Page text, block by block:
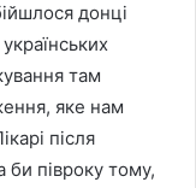
донці
там
яке нам
після
півроку тому,